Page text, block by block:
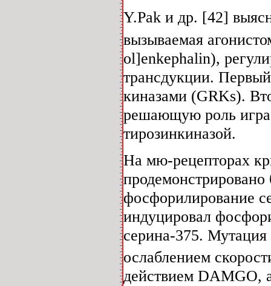
Y.Pak и др. [42]
вызываемая
ol]enkephalin),
трансдукции.
киназами (GRKs).
решающую роль
тирозинкиназой.
На мю-рецепторах
продемонстрировано
фосфорилирование
индуцировал
серина-375.
ослаблением
действием DAMGO,